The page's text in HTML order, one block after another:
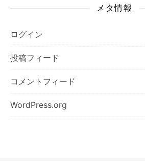
メタ情報
ログイン
投稿フィード
コメントフィード
WordPress.org